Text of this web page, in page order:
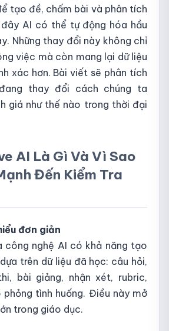
tạo đề, chấm bài và phân tích
AI có thể tự động hóa hầu
Những thay đổi này không chỉ
việc mà còn mang lại dữ liệu
xác hơn. Bài viết sẽ phân tích
thay đổi cách chúng ta
giá như thế nào trong thời đại
AI Là Gì Và Vì Sao
Đến Kiểm Tra
đơn giản
công nghệ AI có khả năng tạo
trên dữ liệu đã học: câu hỏi,
bài giảng, nhận xét, rubric,
tình huống. Điều này mở
trong giáo dục.